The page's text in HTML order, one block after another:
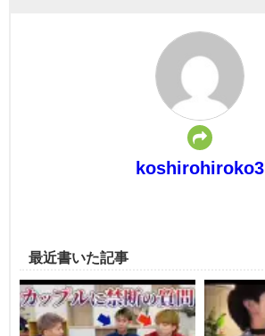
koshirohiroko3
最近書いた記事